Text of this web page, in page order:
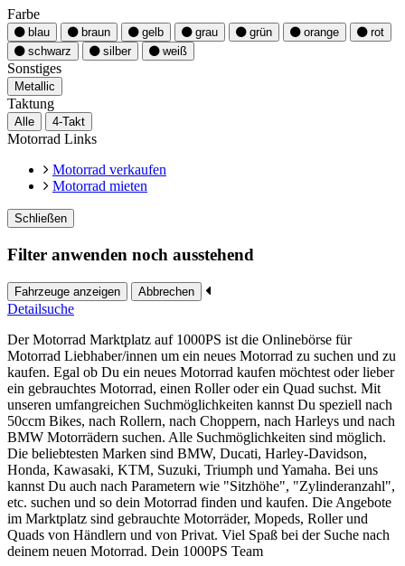
Farbe
blau braun gelb grau grün orange
rot
schwarz
silber weiß
Sonstiges
Metallic
Taktung
Alle 4-Takt
Motorrad Links
Motorrad verkaufen
Motorrad mieten
Schließen
Filter anwenden noch ausstehend
Fahrzeuge anzeigen Abbrechen
Detailsuche
Der Motorrad Marktplatz auf 1000PS ist die Onlinebörse für
Motorrad Liebhaber/innen um ein neues Motorrad zu suchen und zu
kaufen. Egal ob Du ein neues Motorrad kaufen möchtest oder lieber
ein gebrauchtes Motorrad, einen Roller oder ein Quad suchst. Mit
unseren umfangreichen Suchmöglichkeiten kannst Du speziell nach
50ccm Bikes, nach Rollern, nach Choppern, nach Harleys und nach
BMW Motorrädern suchen. Alle Suchmöglichkeiten sind möglich.
Die beliebtesten Marken sind BMW, Ducati, Harley-Davidson,
Honda, Kawasaki, KTM, Suzuki, Triumph und Yamaha. Bei uns
kannst Du auch nach Parametern wie "Sitzhöhe", "Zylinderanzahl",
etc. suchen und so dein Motorrad finden und kaufen. Die Angebote
im Marktplatz sind gebrauchte Motorräder, Mopeds, Roller und
Quads von Händlern und von Privat. Viel Spaß bei der Suche nach
deinem neuen Motorrad. Dein 1000PS Team